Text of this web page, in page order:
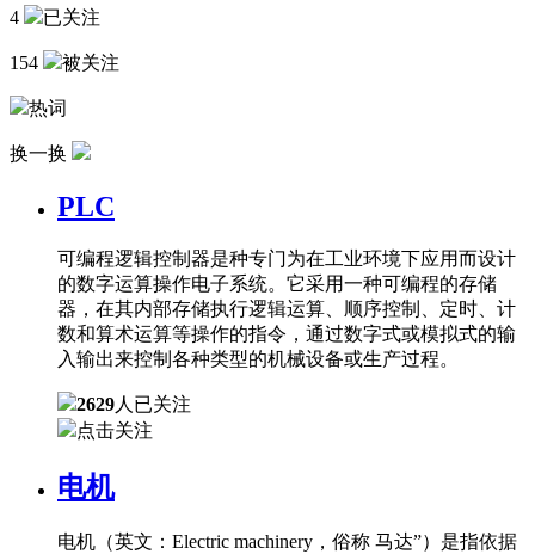
4 已关注
154 被关注
热词
换一换
PLC
可编程逻辑控制器是种专门为在工业环境下应用而设计
的数字运算操作电子系统。它采用一种可编程的存储
器，在其内部存储执行逻辑运算、顺序控制、定时、计
数和算术运算等操作的指令，通过数字式或模拟式的输
入输出来控制各种类型的机械设备或生产过程。
2629人已关注
点击关注
电机
电机（英文：Electric machinery，俗称 马达”）是指依据